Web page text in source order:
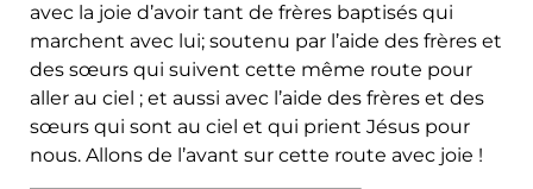
avec la joie d’avoir tant de frères baptisés qui
marchent avec lui; soutenu par l’aide des frères et
des sœurs qui suivent cette même route pour
aller au ciel ; et aussi avec l’aide des frères et des
sœurs qui sont au ciel et qui prient Jésus pour
nous. Allons de l’avant sur cette route avec joie !